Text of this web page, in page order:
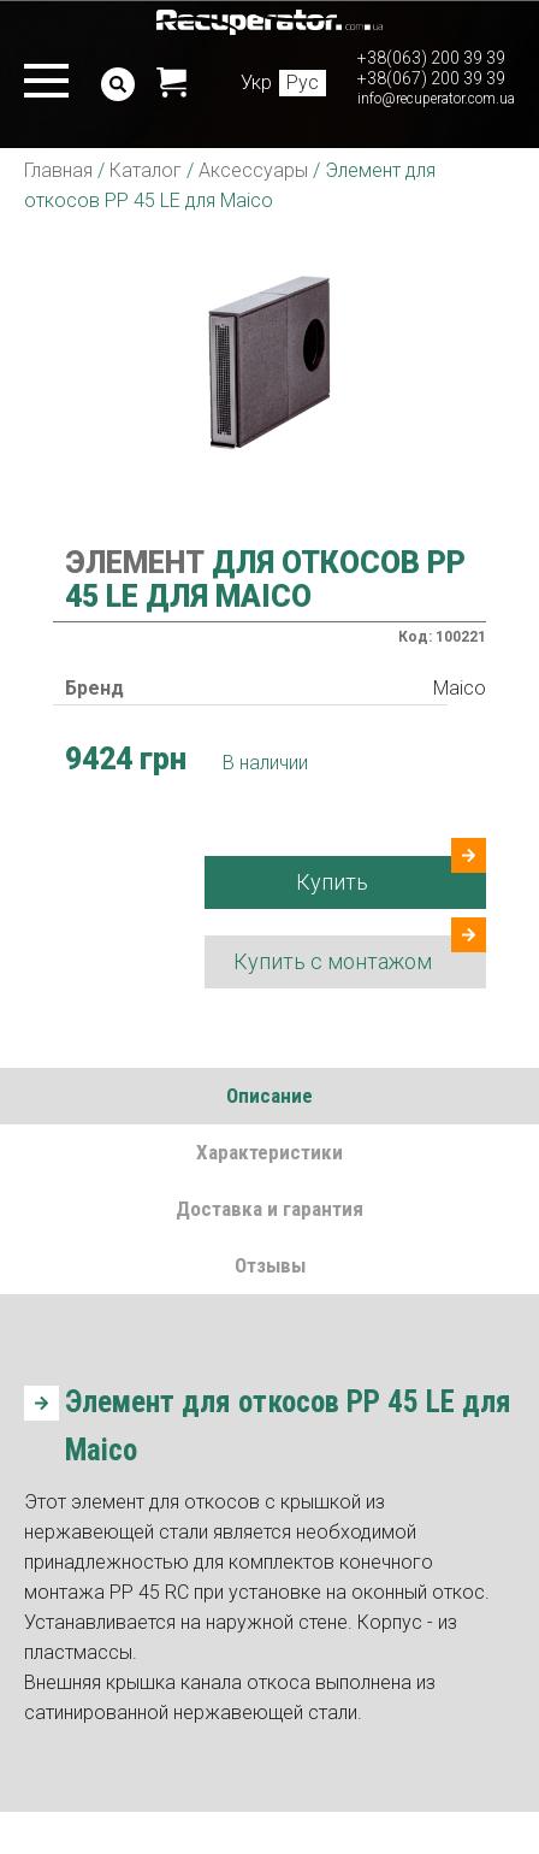
Укр Рус
+38(063) 200 39 39
+38(067) 200 39 39
info@recuperator.com.ua
Главная / Каталог / Аксессуары / Элемент для
откосов PP 45 LE для Maico
ЭЛЕМЕНТ ДЛЯ ОТКОСОВ PP
45 LE ДЛЯ MAICO
Код: 100221
Бренд Maico
9424 грн В наличии
Купить
Купить с монтажом
Описание
Характеристики
Доставка и гарантия
Отзывы
Элемент для откосов PP 45 LE для
Maico
Этот элемент для откосов с крышкой из
нержавеющей стали является необходимой
принадлежностью для комплектов конечного
монтажа PP 45 RC при установке на оконный откос.
Устанавливается на наружной стене. Корпус - из
пластмассы.
Внешняя крышка канала откоса выполнена из
сатинированной нержавеющей стали.